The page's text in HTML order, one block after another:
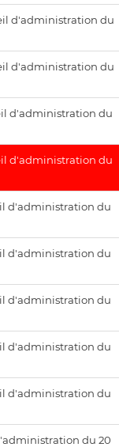
d'administration du
d'administration du
d'administration du
d'administration du
d'administration du
d'administration du
d'administration du
d'administration du
d'administration du
du 20